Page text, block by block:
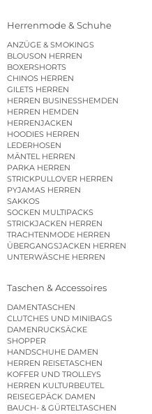
Herrenmode & Schuhe
ANZÜGE & SMOKINGS
BLOUSON HERREN
BOXERSHORTS
CHINOS HERREN
GILETS HERREN
HERREN BUSINESSHEMDEN
HERREN HEMDEN
HERRENJACKEN
HOODIES HERREN
LEDERHOSEN
MÄNTEL HERREN
PARKA HERREN
STRICKPULLOVER HERREN
PYJAMAS HERREN
SAKKOS
SOCKEN MULTIPACKS
STRICKJACKEN HERREN
TRACHTENMODE HERREN
ÜBERGANGSJACKEN HERREN
UNTERWÄSCHE HERREN
Taschen & Accessoires
DAMENTASCHEN
CLUTCHES UND MINIBAGS
DAMENRUCKSÄCKE
SHOPPER
HANDSCHUHE DAMEN
HERREN REISETASCHEN
KOFFER UND TROLLEYS
HERREN KULTURBEUTEL
REISEGEPÄCK DAMEN
BAUCH- & GÜRTELTASCHEN